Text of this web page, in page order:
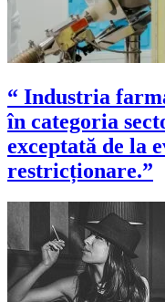
“ Industria
în categoria
exceptată de la
restricționare.”